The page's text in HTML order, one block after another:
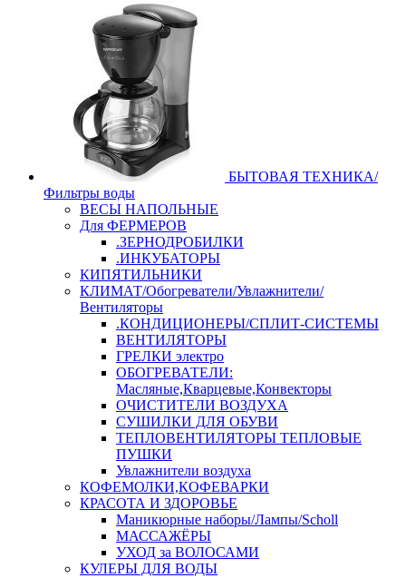
БЫТОВАЯ ТЕХНИКА/
Фильтры воды
ВЕСЫ НАПОЛЬНЫЕ
Для ФЕРМЕРОВ
.ЗЕРНОДРОБИЛКИ
.ИНКУБАТОРЫ
КИПЯТИЛЬНИКИ
КЛИМАТ/Обогреватели/Увлажнители/
Вентиляторы
.КОНДИЦИОНЕРЫ/СПЛИТ-СИСТЕМЫ
ВЕНТИЛЯТОРЫ
ГРЕЛКИ электро
ОБОГРЕВАТЕЛИ:
Масляные,Кварцевые,Конвекторы
ОЧИСТИТЕЛИ ВОЗДУХА
СУШИЛКИ ДЛЯ ОБУВИ
ТЕПЛОВЕНТИЛЯТОРЫ ТЕПЛОВЫЕ
ПУШКИ
Увлажнители воздуха
КОФЕМОЛКИ,КОФЕВАРКИ
КРАСОТА И ЗДОРОВЬЕ
Маникюрные наборы/Лампы/Scholl
МАССАЖЁРЫ
УХОД за ВОЛОСАМИ
КУЛЕРЫ ДЛЯ ВОДЫ